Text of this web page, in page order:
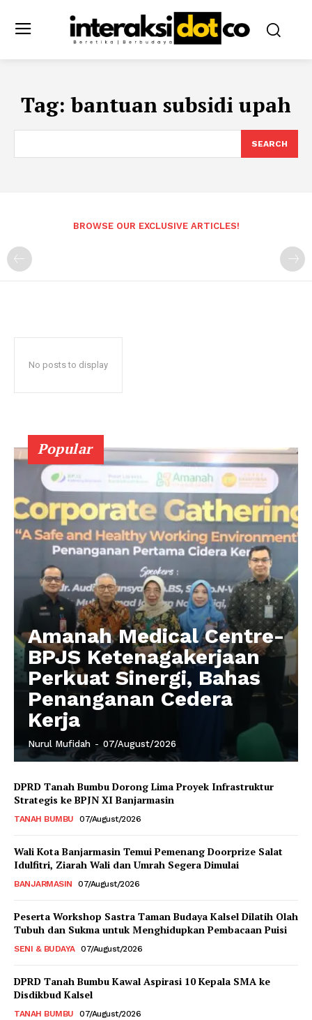
Tag:bantuan subsidi upah
SEARCH
BROWSE OUR EXCLUSIVE ARTICLES!
No posts to display
Popular
Amanah Medical Centre-
BPJS Ketenagakerjaan
Perkuat Sinergi, Bahas
Penanganan Cedera
Kerja
Nurul Mufidah - 07/August/2026
DPRD Tanah Bumbu Dorong Lima Proyek Infrastruktur
Strategis ke BPJN XI Banjarmasin
TANAH BUMBU 07/August/2026
Wali Kota Banjarmasin Temui Pemenang Doorprize Salat
Idulfitri, Ziarah Wali dan Umrah Segera Dimulai
BANJARMASIN 07/August/2026
Peserta Workshop Sastra Taman Budaya Kalsel Dilatih Olah
Tubuh dan Sukma untuk Menghidupkan Pembacaan Puisi
SENI & BUDAYA 07/August/2026
DPRD Tanah Bumbu Kawal Aspirasi 10 Kepala SMA ke
Disdikbud Kalsel
TANAH BUMBU 07/August/2026